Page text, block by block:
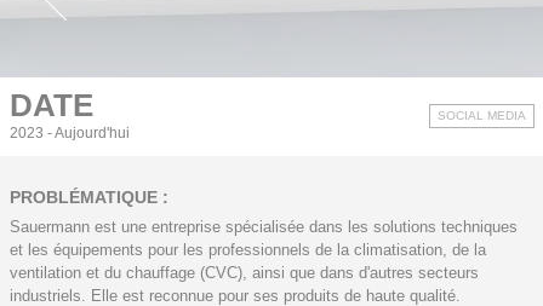
DATE
2023 - Aujourd'hui
SOCIAL MEDIA
PROBLÉMATIQUE :
Sauermann est une entreprise spécialisée dans les solutions techniques
et les équipements pour les professionnels de la climatisation, de la
ventilation et du chauffage (CVC), ainsi que dans d'autres secteurs
industriels. Elle est reconnue pour ses produits de haute qualité.